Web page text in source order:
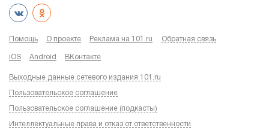
Помощь О проекте Реклама на 101.ru Обратная связь
iOS Android ВКонтакте
Выходные данные сетевого издания 101.ru
Пользовательское соглашение
Пользовательское соглашение (подкасты)
Интеллектуальные права и отказ от ответственности